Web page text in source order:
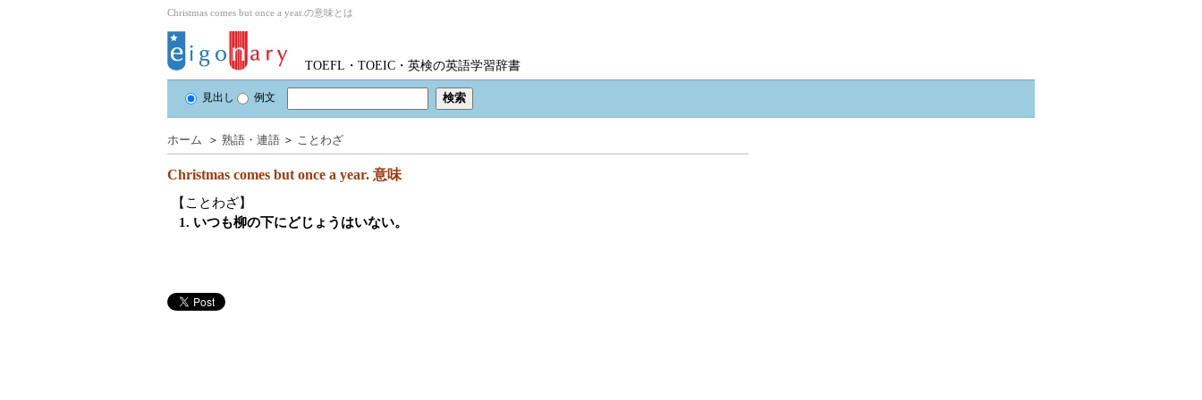
Christmas comes but once a year.の意味とは
TOEFL・TOEIC・英検の英語学習辞書
見出し 例文
ホーム ＞ 熟語・連語 ＞ ことわざ
Christmas comes but once a year. 意味
【ことわざ】
1. いつも柳の下にどじょうはいない。